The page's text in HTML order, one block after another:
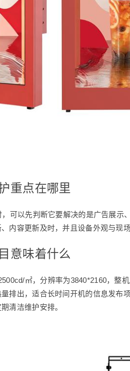
重点在哪里
可以先判断它要解决的是广告展示
内容更新及时，并且设备外观与现场
意味着什么
㎡，分辨率为3840*2160，整
排出，适合长时间开机的信息发布
清洁维护安排。